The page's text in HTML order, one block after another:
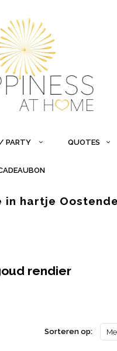
/ PARTY QUOTES
in hartje
rendier
Sorteren op: